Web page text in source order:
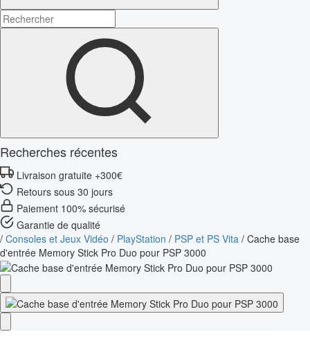
Recherches récentes
Livraison gratuite +300€
Retours sous 30 jours
Paiement 100% sécurisé
Garantie de qualité
/ Consoles et Jeux Vidéo / PlayStation / PSP et PS Vita / Cache base
d'entrée Memory Stick Pro Duo pour PSP 3000